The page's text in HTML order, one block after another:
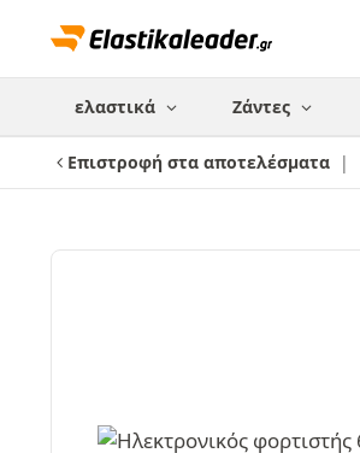
ελαστικά Ζάντες
Επιστροφή στα αποτελέσματα